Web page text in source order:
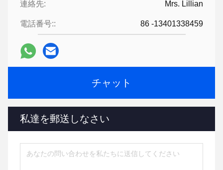
連絡先: Mrs. Lillian
電話番号:: 86 -13401338459
チャット
私達を郵送しなさい